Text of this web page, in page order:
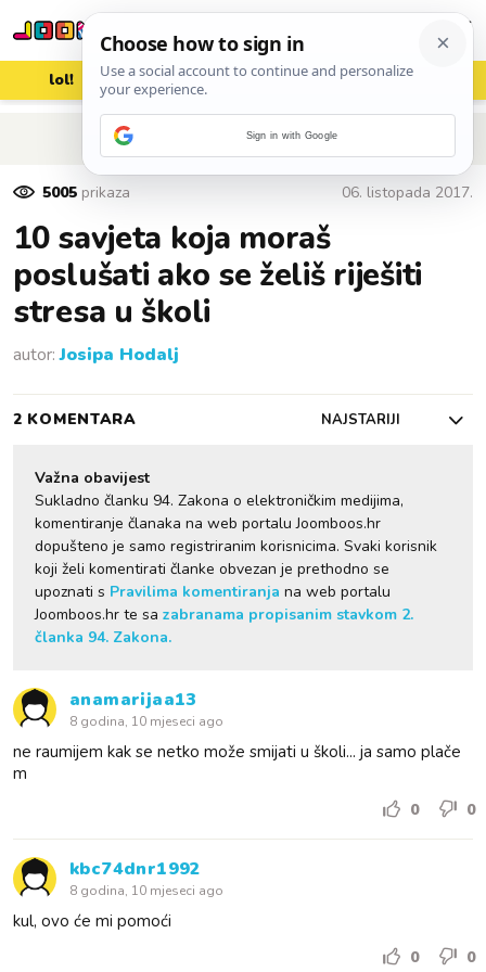
lol! aww vrh! woot?!
POVRATAK NA ČLANAK
5005 prikaza 06. listopada 2017.
10 savjeta koja moraš
poslušati ako se želiš riješiti
stresa u školi
autor:Josipa Hodalj
2 KOMENTARA NAJSTARIJI
Važna obavijest
Sukladno članku 94. Zakona o elektroničkim medijima,
komentiranje članaka na web portalu Joomboos.hr
dopušteno je samo registriranim korisnicima. Svaki korisnik
koji želi komentirati članke obvezan je prethodno se
upoznati s Pravilima komentiranja na web portalu
Joomboos.hr te sa zabranama propisanim stavkom 2.
članka 94. Zakona.
anamarijaa13
8 godina, 10 mjeseci ago
ne raumijem kak se netko može smijati u školi... ja samo plače
m
0 0
kbc74dnr1992
8 godina, 10 mjeseci ago
kul, ovo će mi pomoći
0 0
Sign in with Google